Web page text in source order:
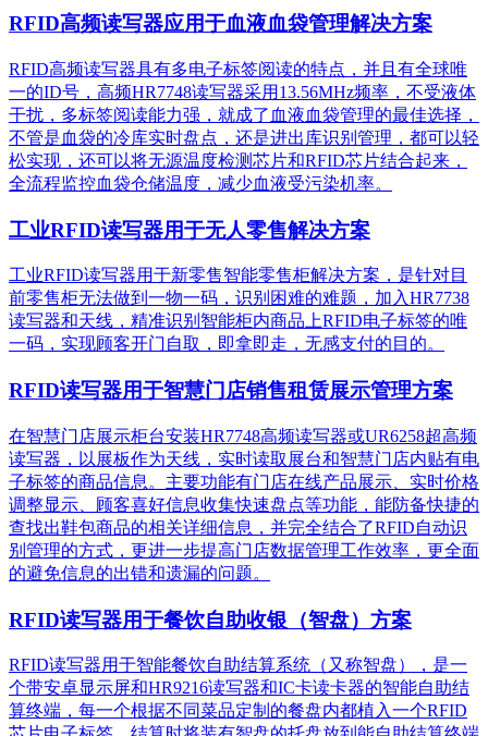
RFID高频读写器应用于血液血袋管理解决方案
RFID高频读写器具有多电子标签阅读的特点，并且有全球唯
一的ID号，高频HR7748读写器采用13.56MHz频率，不受液体
干扰，多标签阅读能力强，就成了血液血袋管理的最佳选择，
不管是血袋的冷库实时盘点，还是进出库识别管理，都可以轻
松实现，还可以将无源温度检测芯片和RFID芯片结合起来，
全流程监控血袋仓储温度，减少血液受污染机率。
工业RFID读写器用于无人零售解决方案
工业RFID读写器用于新零售智能零售柜解决方案，是针对目
前零售柜无法做到一物一码，识别困难的难题，加入HR7738
读写器和天线，精准识别​智能柜内商品上RFID电子标签的唯
一码，实现顾客开门自取，即拿即走，无感支付的目的。
RFID读写器用于智慧门店销售租赁展示管理方案
在智慧门店展示柜台安装HR7748高频读写器或UR6258超高频
读写器，以展板作为天线，实时读取展台和智慧门店内贴有电
子标签的商品信息。主要功能有门店在线产品展示、实时价格
调整显示、顾客喜好信息收集快速盘点等功能，能防备快捷的
查找出鞋包商品的相关详细信息，并完全结合了RFID自动识
别管理的方式，更进一步提高门店数据管理工作效率，更全面
的避免信息的出错和遗漏的问题。
RFID读写器用于餐饮自助收银（智盘）方案
RFID读写器用于智能餐饮自助结算系统（又称智盘），是一
个带安卓显示屏和HR9216读写器和IC卡读卡器的智能自助结
算终端，每一个根据不同菜品定制的餐盘内都植入一个RFID